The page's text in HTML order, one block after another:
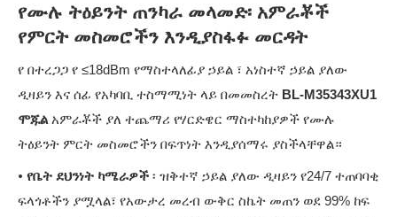
የሙሉ ትዕይንት ጠንካራ መላመድ፡ አምራቾች
የምርት መስመሮችን እንዲያስፋፉ መርዳት
የ በተረጋጋ የ ≤18dBm የማስተላለፊያ ኃይል ፣ አነስተኛ ኃይል ያለው
ዲዛይን እና ሰፊ የአካባቢ ተስማሚነት ላይ በመመስረት BL-M35343XU1
ሞጁልአምራቾች ያለ ተጨማሪ የሃርድዌር ማስተካከያዎች የሙሉ
ትዕይንት ምርት መስመሮችን በፍጥነት እንዲያሰማሩ ያስችላቸዋል።
• የቤት ደህንነት ካሜራዎች ፡ ዝቅተኛ ኃይል ያለው ዲዛይን የ24/7 ተጠባባቂ
ፍላጎቶችን ያሟላል፣ የአውታረ መረብ ውቅር ስኬት መጠን ወደ 99% ከፍ